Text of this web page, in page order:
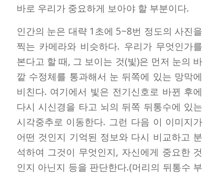
바로 우리가 중요하게 보아야 할 부분이다.
인간의 눈은 대략 1초에 5~8번 정도의 사진을
찍는 카메라와 비슷하다. 우리가 무엇인가를
본다고 할 때, 그 보이는 것(빛)은 먼저 눈의 바
깥 수정체를 통과해서 눈 뒤쪽에 있는 망막에
비친다. 여기에서 빛은 전기신호로 바뀐 후에
다시 시신경을 타고 뇌의 뒤쪽 뒤통수에 있는
시각중추로 이동한다. 그런 다음 이 이미지가
어떤 것인지 기억된 정보와 다시 비교하고 분
석하여 그것이 무엇인지, 자신에게 중요한 것
인지 아닌지 등을 판단한다.(머리의 뒤통수 부